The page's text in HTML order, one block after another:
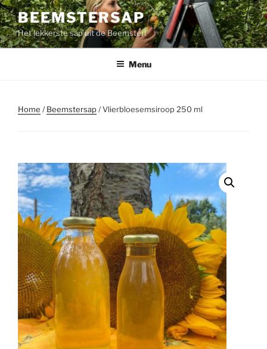
Ga
naar
de
inhoud
BEEMSTERSAP
Het lekkerste sap uit de Beemster!
Menu
Home /Beemstersap/ Vlierbloesemsiroop 250 ml